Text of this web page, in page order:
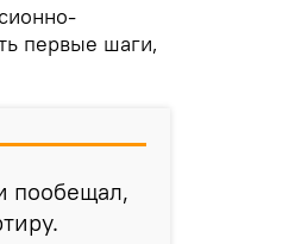
первые шаги,
пообещал,